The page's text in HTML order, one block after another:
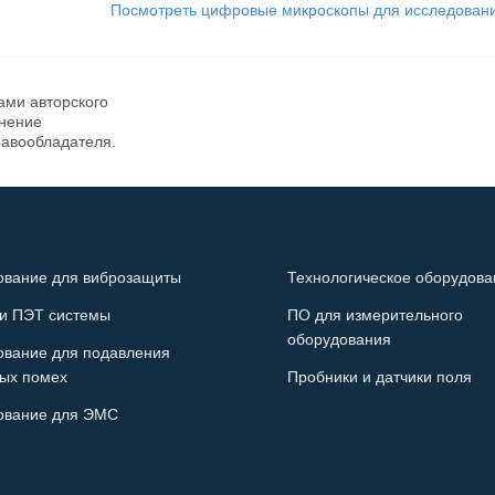
Посмотреть цифровые микроскопы для
авторского
для виброзащиты
ПЭТ системы
для подавления
помех
для ЭМС
Технологическое
ПО для измерительного
оборудования
Пробники и датчики поля